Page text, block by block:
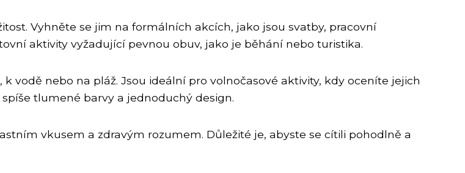
Vyhněte se jim na formálních akcích, jako jsou svatby, pracovní
aktivity vyžadující pevnou obuv, jako je běhání nebo turistika.
vodě nebo na pláž. Jsou ideální pro volnočasové aktivity, kdy oceníte jejich
tlumené barvy a jednoduchý design.
vkusem a zdravým rozumem. Důležité je, abyste se cítili pohodlně a